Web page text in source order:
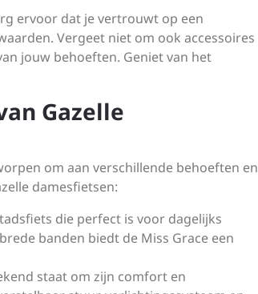
ervoor dat je vertrouwt op een
Vergeet niet om ook accessoires
jouw behoeften. Geniet van het
Gazelle
om aan verschillende behoeften en
damesfietsen:
die perfect is voor dagelijks
banden biedt de Miss Grace een
staat om zijn comfort en